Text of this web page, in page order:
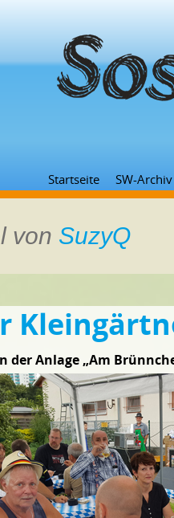
Startseite SW-Archiv
von SuzyQ
der Anlage „Am